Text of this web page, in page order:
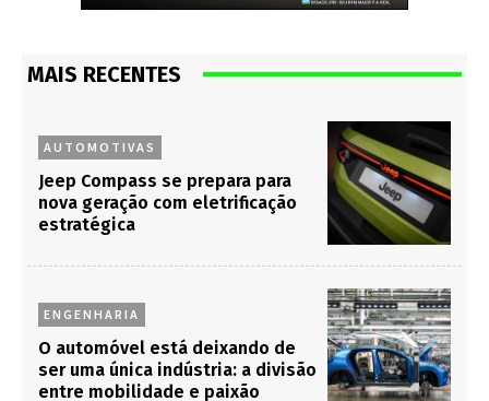
MAIS RECENTES
AUTOMOTIVAS
Jeep Compass se prepara para
nova geração com eletrificação
estratégica
ENGENHARIA
O automóvel está deixando de
ser uma única indústria: a divisão
entre mobilidade e paixão